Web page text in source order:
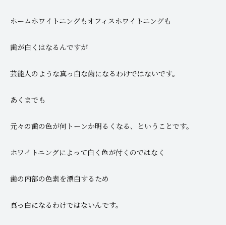
ホームホワイトニングもオフィスホワイトニングも
歯が白くはなるんですが
芸能人のような真っ白な歯になるわけではないです。
あくまでも
元々の歯の色が何トーンか明るくなる、ということです。
ホワイトニングによって白く色が付くのではなく
歯の内部の色素を漂白するため
真っ白になるわけではないんです。